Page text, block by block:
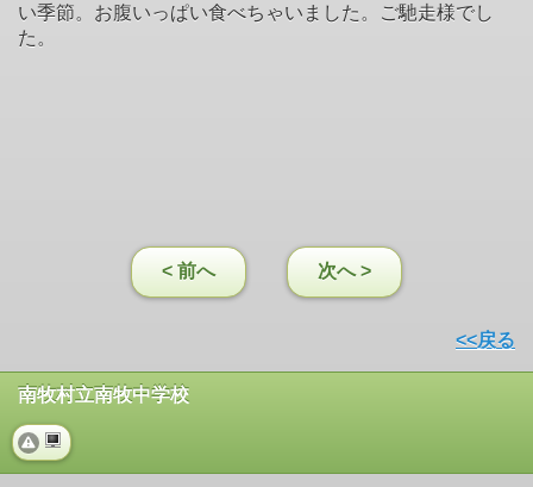
い季節。お腹いっぱい食べちゃいました。ご馳走様でし
た。
< 前へ 次へ >
<<戻る
南牧村立南牧中学校